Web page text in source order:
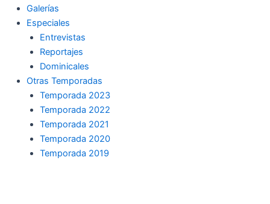
Galerías
Especiales
Entrevistas
Reportajes
Dominicales
Otras Temporadas
Temporada 2023
Temporada 2022
Temporada 2021
Temporada 2020
Temporada 2019